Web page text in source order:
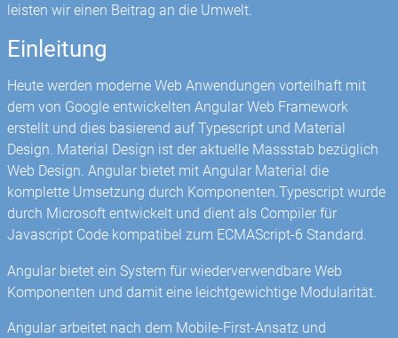
leisten wir einen Beitrag an die Umwelt.
Einleitung
Heute werden moderne Web Anwendungen vorteilhaft mit
dem von Google entwickelten Angular Web Framework
erstellt und dies basierend auf Typescript und Material
Design. Material Design ist der aktuelle Massstab bezüglich
Web Design. Angular bietet mit Angular Material die
komplette Umsetzung durch Komponenten.Typescript wurde
durch Microsoft entwickelt und dient als Compiler für
Javascript Code kompatibel zum ECMAScript-6 Standard.
Angular bietet ein System für wiederverwendbare Web
Komponenten und damit eine leichtgewichtige Modularität.
Angular arbeitet nach dem Mobile-First-Ansatz und